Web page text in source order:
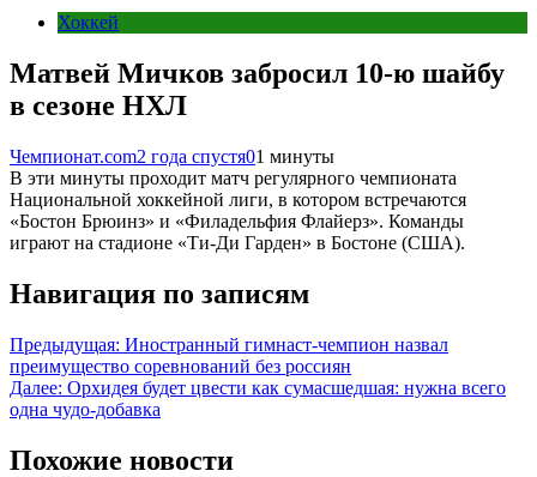
Хоккей
Матвей Мичков забросил 10-ю шайбу
в сезоне НХЛ
Чемпионат.com2 года спустя01 минуты
В эти минуты проходит матч регулярного чемпионата
Национальной хоккейной лиги, в котором встречаются
«Бостон Брюинз» и «Филадельфия Флайерз». Команды
играют на стадионе «Ти-Ди Гарден» в Бостоне (США).
Навигация по записям
Предыдущая: Иностранный гимнаст-чемпион назвал
преимущество соревнований без россиян
Далее: Орхидея будет цвести как сумасшедшая: нужна всего
одна чудо-добавка
Похожие новости